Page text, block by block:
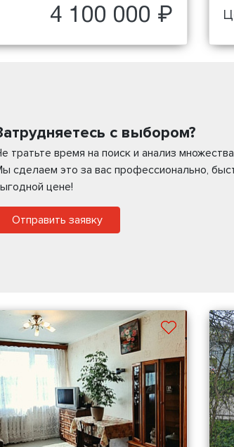
4 100 000 ₽
с выбором?
тратьте время на поиск и анализ
сделаем это за вас профессионально,
цене!
Отправить заявку